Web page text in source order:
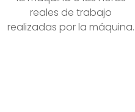
reales de trabajo
realizadas por la máquina.